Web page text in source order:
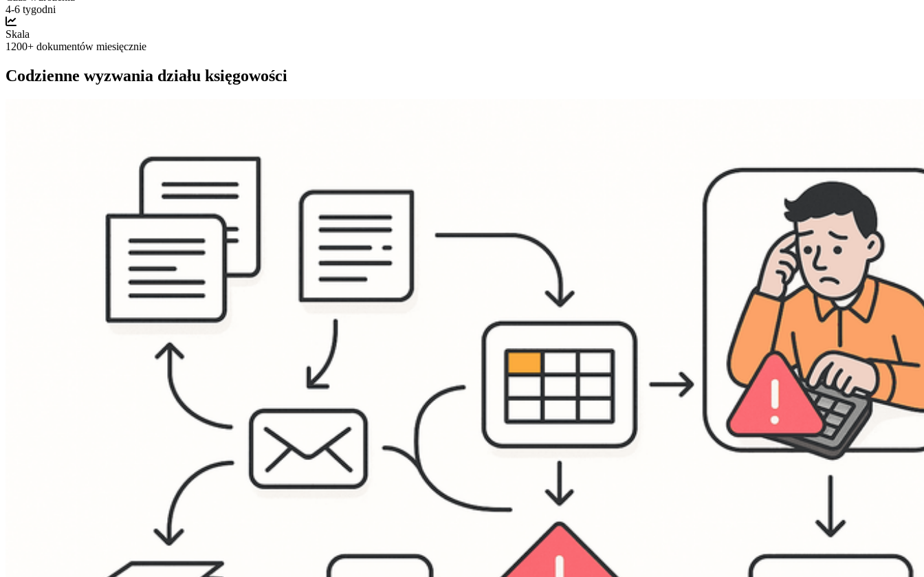
4-6 tygodni
Skala
1200+ dokumentów miesięcznie
Codzienne wyzwania działu księgowości